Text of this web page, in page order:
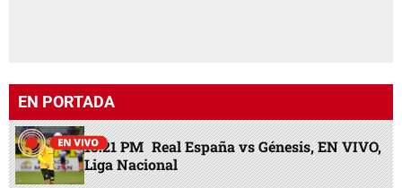
EN PORTADA
15:21 PM Real España vs Génesis, EN VIVO,
Liga Nacional